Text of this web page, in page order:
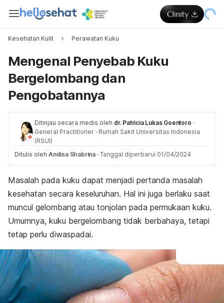
Kesehatan Kulit Perawatan Kuku
Mengenal Penyebab Kuku
Bergelombang dan
Pengobatannya
Ditinjau secara medis oleh dr. Patricia Lukas Goentoro ·
General Practitioner · Rumah Sakit Universitas Indonesia
(RSUI)
Ditulis oleh Andisa Shabrina · Tanggal diperbarui 01/04/2024
Masalah pada kuku dapat menjadi pertanda masalah
kesehatan secara keseluruhan. Hal ini juga berlaku saat
muncul gelombang atau tonjolan pada permukaan kuku.
Umumnya, kuku bergelombang tidak berbahaya, tetapi
tetap perlu diwaspadai.